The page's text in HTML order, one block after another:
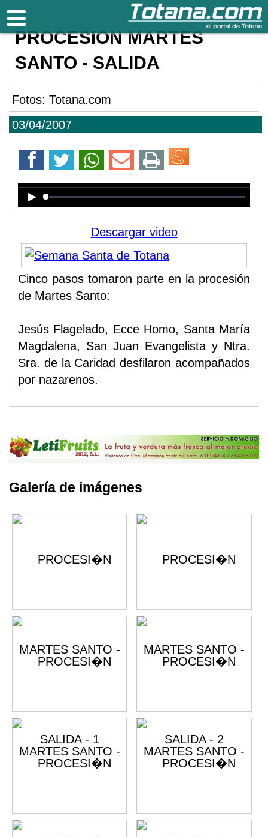
Totana.com
03/04/2007
PROCESIÓN MARTES
SANTO - SALIDA
Fotos: Totana.com
Error loading media: File could not
be played
Descargar video
Cinco pasos tomaron parte en la procesión
de Martes Santo:
Jesús Flagelado, Ecce Homo, Santa María
Magdalena, San Juan Evangelista y Ntra.
Sra. de la Caridad desfilaron acompañados
por nazarenos.
Galería de imágenes